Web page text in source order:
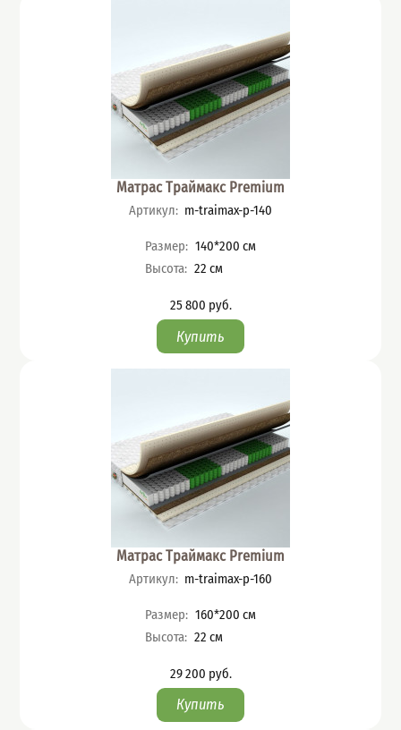
Матрас Траймакс Premium
Артикул: m-traimax-p-140
Характеристики
Размер: 140*200 см
Высота: 22 см
Цена
25 800 руб.
Матрас Траймакс Premium
Артикул: m-traimax-p-160
Характеристики
Размер: 160*200 см
Высота: 22 см
Цена
29 200 руб.